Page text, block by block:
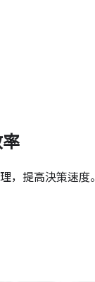
，提高決策速度